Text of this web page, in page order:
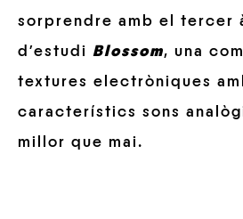
sorprendre amb el tercer
d’estudi Blossom, una
textures electròniques
característics sons
millor que mai.